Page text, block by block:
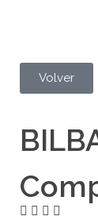
Volver